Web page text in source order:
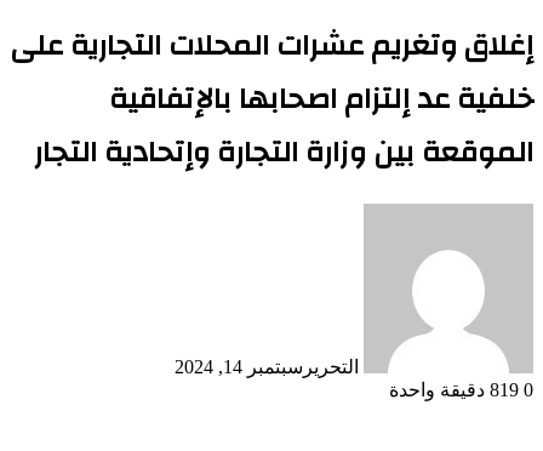
إغلاق وتغريم عشرات المحلات التجارية على
خلفية عد إلتزام اصحابها بالإتفاقية
الموقعة بين وزارة التجارة وإتحادية التجار
التحرير سبتمبر 14, 2024
0
دقيقة واحدة